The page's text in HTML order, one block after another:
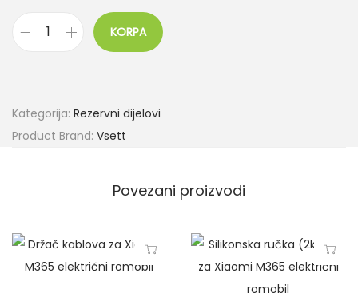
KORPA
Kategorija: Rezervni dijelovi
Product Brand: Vsett
Povezani proizvodi